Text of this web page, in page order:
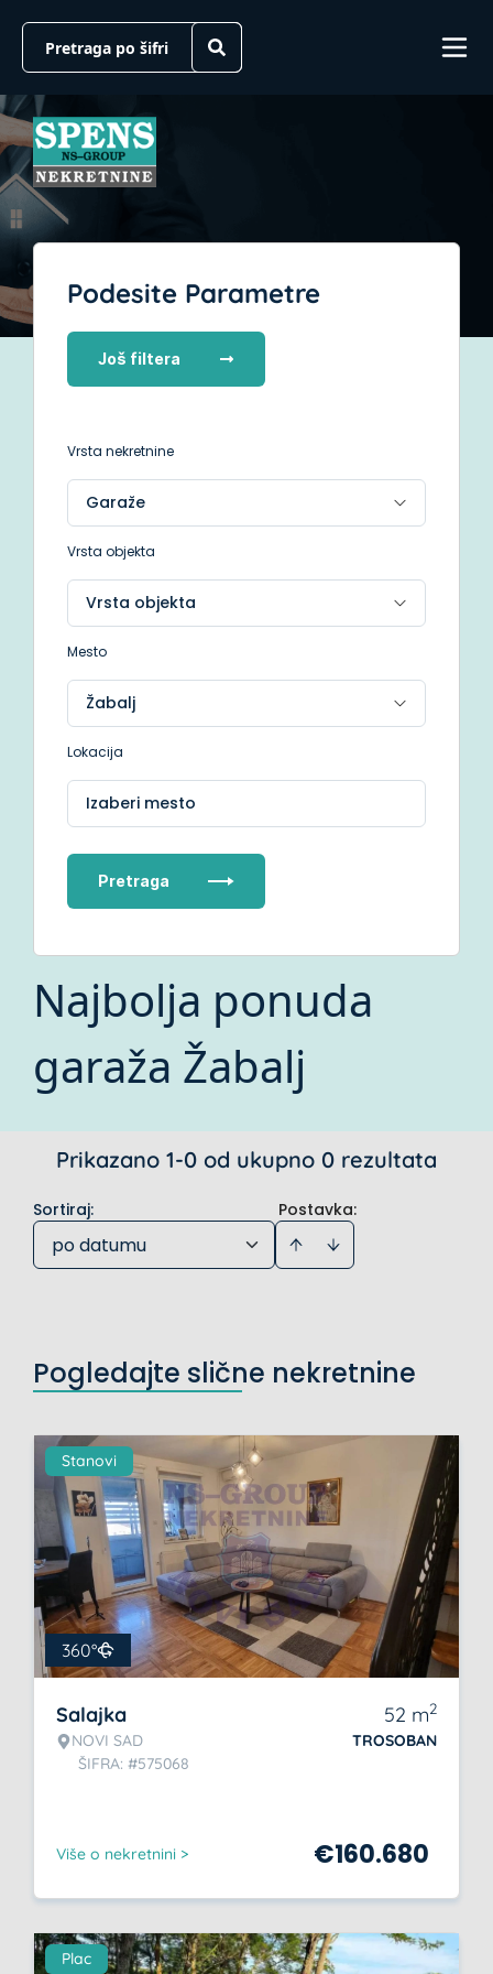
Podesite Parametre
Još filtera
Vrsta nekretnine
Vrsta objekta
Mesto
Lokacija
Izaberi mesto
Pretraga
Najbolja ponuda
garaža Žabalj
Prikazano 1-0 od ukupno 0 rezultata
Postavka:
Sortiraj:
po datumu
Pogledajte slične nekretnine
Stanovi
360°
Salajka
NOVI SAD
ŠIFRA: #575068
52 m2
TROSOBAN
Više o nekretnini > €160.680
Plac